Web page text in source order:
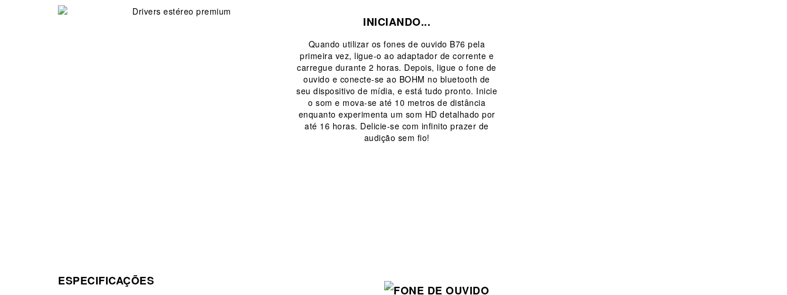
INICIANDO...
Quando utilizar os fones de ouvido B76 pela
primeira vez, ligue-o ao adaptador de corrente e
carregue durante 2 horas. Depois, ligue o fone de
ouvido e conecte-se ao BOHM no bluetooth de
seu dispositivo de mídia, e está tudo pronto. Inicie
o som e mova-se até 10 metros de distância
enquanto experimenta um som HD detalhado por
até 16 horas. Delicie-se com infinito prazer de
audição sem fio!
ESPECIFICAÇÕES